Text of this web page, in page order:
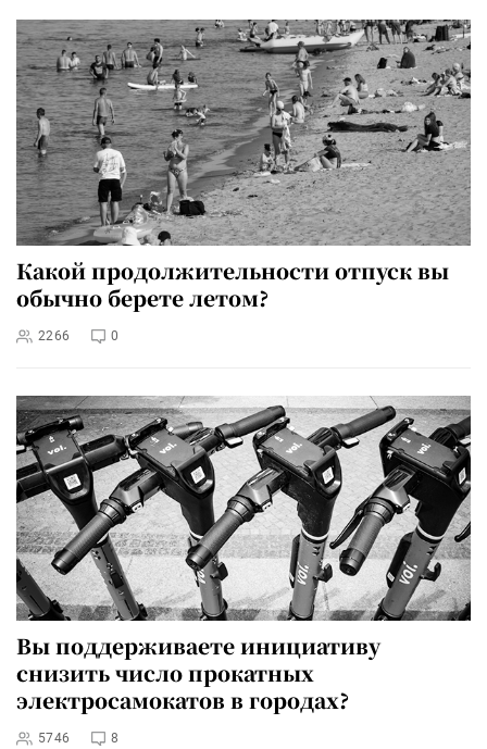
Какой продолжительности отпуск вы
обычно берете летом?
2266 0
Вы поддерживаете инициативу
снизить число прокатных
электросамокатов в городах?
5746 8